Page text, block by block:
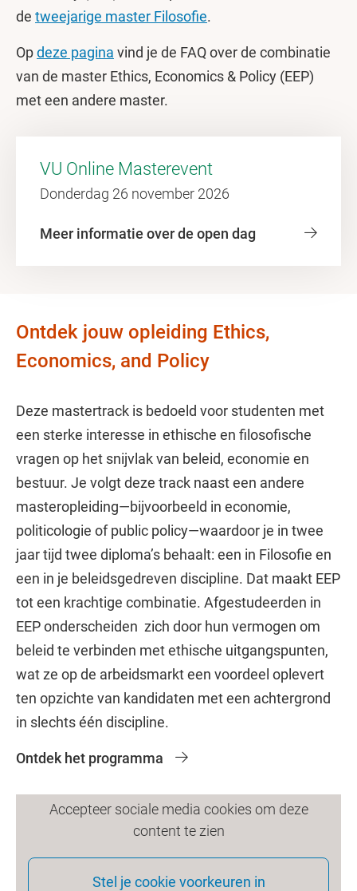
de tweejarige master Filosofie.
Opdeze pagina vind je de FAQ over de combinatie
van de master Ethics, Economics & Policy (EEP)
met een andere master.
VU Online Masterevent
Donderdag 26 november 2026
Meer informatie over de open dag
Ontdek jouw opleiding Ethics,
Economics, and Policy
Deze mastertrack is bedoeld voor studenten met
een sterke interesse in ethische en filosofische
vragen op het snijvlak van beleid, economie en
bestuur. Je volgt deze track naast een andere
masteropleiding—bijvoorbeeld in economie,
politicologie of public policy—waardoor je in twee
jaar tijd twee diploma’s behaalt: een in Filosofie en
een in je beleidsgedreven discipline. Dat maakt EEP
tot een krachtige combinatie. Afgestudeerden in
EEP onderscheiden zich door hun vermogen om
beleid te verbinden met ethische uitgangspunten,
wat ze op de arbeidsmarkt een voordeel oplevert
ten opzichte van kandidaten met een achtergrond
in slechts één discipline.
Ontdek het programma
Accepteer sociale media cookies om deze
content te zien
Stel je cookie voorkeuren in